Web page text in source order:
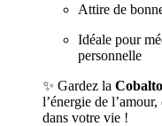
Attire de
Idéale pour
personnelle
✨ Gardez la
l’énergie de
dans votre vie !